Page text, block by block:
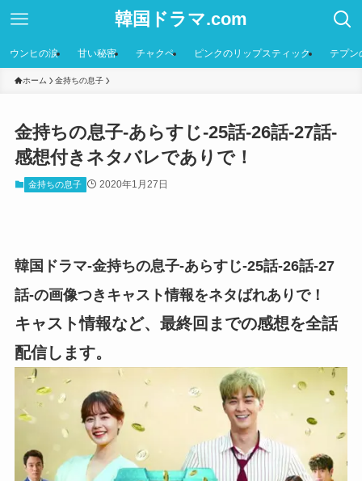
韓国ドラマ.com
ウンヒの涙 甘い秘密 チャクペ ピンクのリップスティック テプン
ホーム 金持ちの息子
金持ちの息子-あらすじ-25話-26話-27話-
感想付きネタバレでありで！
金持ちの息子 2020年1月27日
韓国ドラマ-金持ちの息子-あらすじ-25話-26話-27
話-の画像つきキャスト情報をネタばれありで！
キャスト情報など、最終回までの感想を全話
配信します。